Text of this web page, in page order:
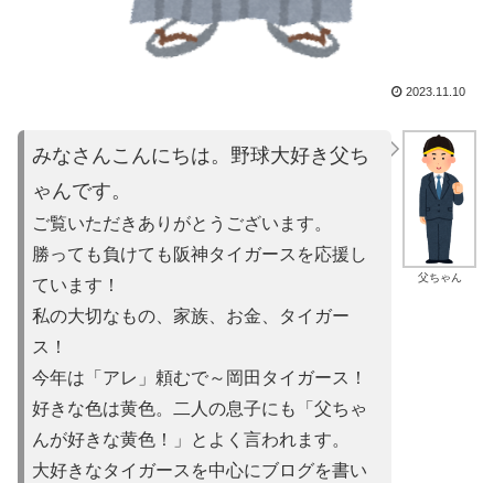
2023.11.10
父ちゃん
みなさんこんにちは。野球大好き父ち
ゃんです。
ご覧いただきありがとうございます。
勝っても負けても阪神タイガースを応援し
ています！
私の大切なもの、家族、お金、タイガー
ス！
今年は「アレ」頼むで～岡田タイガース！
好きな色は黄色。二人の息子にも「父ちゃ
んが好きな黄色！」とよ く言われます。
大好きなタイガースを中心にブログを書い